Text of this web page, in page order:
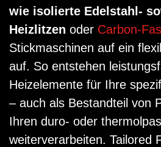
wie isolierte Edelstahl-
Heizlitzen oder Carbon-
Stickmaschinen auf ein
auf. So entstehen
Heizelemente für Ihre
– auch als Bestandteil von
Ihren duro- oder
weiterverarbeiten. Tailored